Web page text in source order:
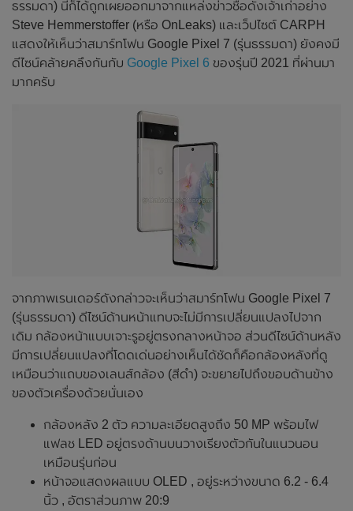
ธรรมดา) นี้ก็ได้ถูกเผยออกมาจากแหล่งข่าวชื่อดังเจ้าเก่าอย่าง
Steve Hemmerstoffer (หรือ OnLeaks) และเว็ปไซต์ CARPH
แสดงให้เห็นว่าสมาร์ทโฟน Google Pixel 7 (รุ่นธรรมดา) ยังคงมี
ดีไซน์คล้ายคลึงกันกับ Google Pixel 6 ของรุ่นปี 2021 ที่ผ่านมา
มากครับ
จากภาพเรนเดอร์ดังกล่าวจะเห็นว่าสมาร์ทโฟน Google Pixel 7
(รุ่นธรรมดา) ดีไซน์ด้านหน้าแทบจะไม่มีการเปลี่ยนแปลงไปจาก
เดิม กล้องหน้าแบบเจาะรูอยู่ตรงกลางหน้าจอ ส่วนดีไซน์ด้านหลัง
มีการเปลี่ยนแปลงที่โดดเด่นอย่างเห็นได้ชัดก็คือกล้องหลังที่ดู
เหมือนว่าแถบของเลนส์กล้อง (สีดำ) จะขยายไปถึงขอบด้านข้าง
ของตัวเครื่องด้วยนั่นเอง
กล้องหลัง 2 ตัว ความละเอียดสูงถึง 50 MP พร้อมไฟ
แฟลช LED อยู่ตรงด้านบนวางเรียงตัวกันในแนวนอน
เหมือนรุ่นก่อน
หน้าจอแสดงผลแบบ OLED , อยู่ระหว่างขนาด 6.2 - 6.4
นิ้ว , อัตราส่วนภาพ 20:9